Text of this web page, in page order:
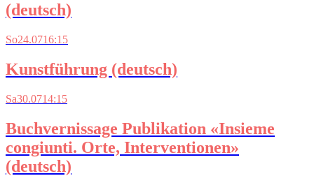
(deutsch)
So24.0716:15
Kunstführung (deutsch)
Sa30.0714:15
Buchvernissage Publikation «Insieme
congiunti. Orte, Interventionen»
(deutsch)